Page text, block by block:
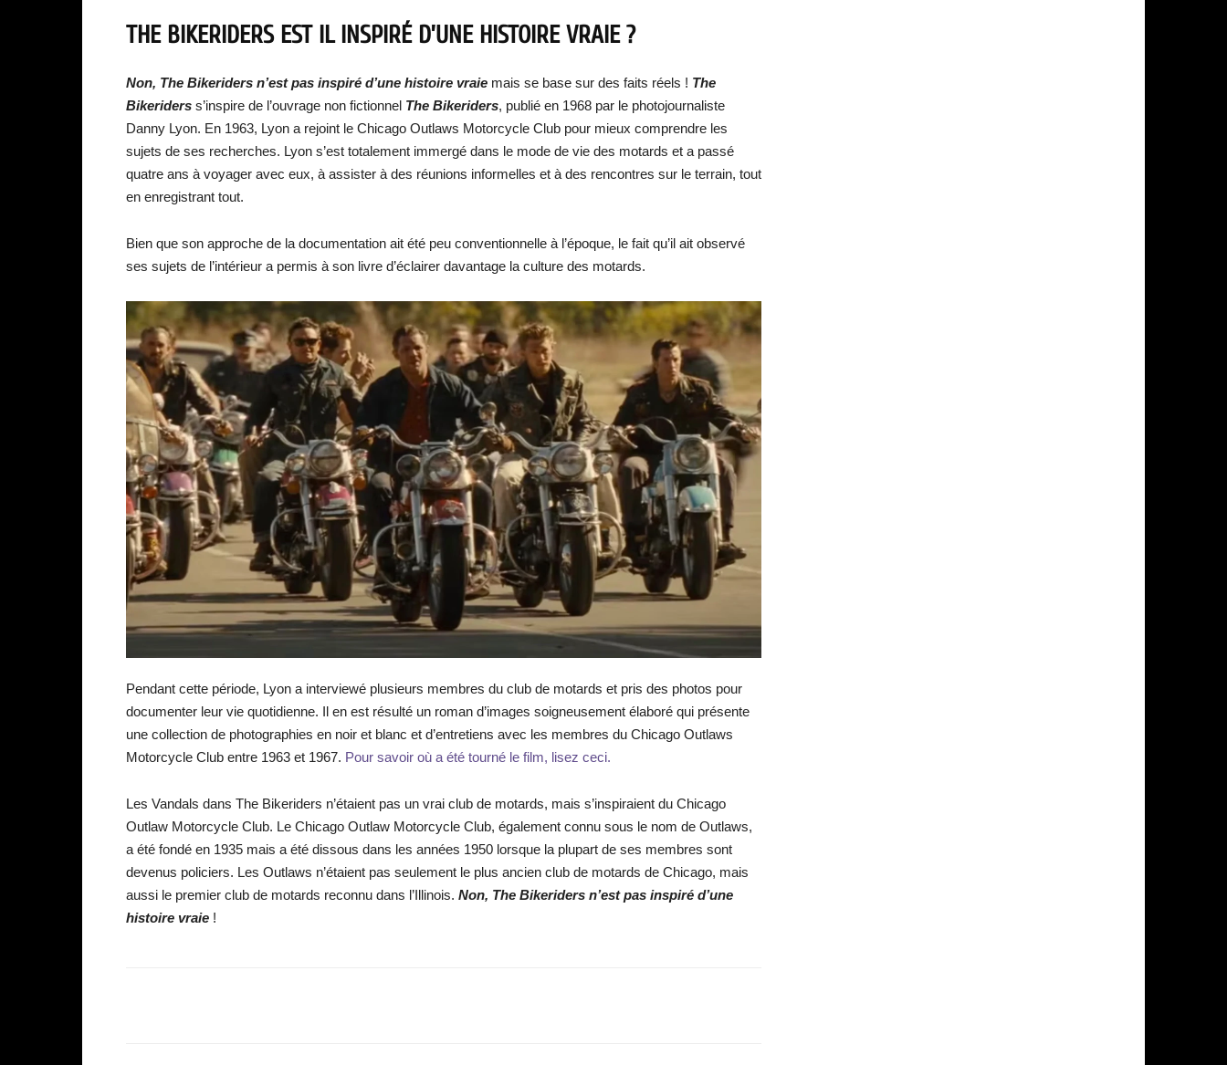
THE BIKERIDERS EST IL INSPIRÉ D’UNE HISTOIRE VRAIE ?
Non, The Bikeriders n’est pas inspiré d’une histoire vraie mais se base sur des faits réels ! The
Bikeriders s’inspire de l’ouvrage non fictionnel The Bikeriders, publié en 1968 par le photojournaliste
Danny Lyon. En 1963, Lyon a rejoint le Chicago Outlaws Motorcycle Club pour mieux comprendre les
sujets de ses recherches. Lyon s’est totalement immergé dans le mode de vie des motards et a passé
quatre ans à voyager avec eux, à assister à des réunions informelles et à des rencontres sur le terrain, tout
en enregistrant tout.
Bien que son approche de la documentation ait été peu conventionnelle à l’époque, le fait qu’il ait observé
ses sujets de l’intérieur a permis à son livre d’éclairer davantage la culture des motards.
Pendant cette période, Lyon a interviewé plusieurs membres du club de motards et pris des photos pour
documenter leur vie quotidienne. Il en est résulté un roman d’images soigneusement élaboré qui présente
une collection de photographies en noir et blanc et d’entretiens avec les membres du Chicago Outlaws
Motorcycle Club entre 1963 et 1967. Pour savoir où a été tourné le film, lisez ceci.
Les Vandals dans The Bikeriders n’étaient pas un vrai club de motards, mais s’inspiraient du Chicago
Outlaw Motorcycle Club. Le Chicago Outlaw Motorcycle Club, également connu sous le nom de Outlaws,
a été fondé en 1935 mais a été dissous dans les années 1950 lorsque la plupart de ses membres sont
devenus policiers. Les Outlaws n’étaient pas seulement le plus ancien club de motards de Chicago, mais
aussi le premier club de motards reconnu dans l’Illinois. Non, The Bikeriders n’est pas inspiré d’une
histoire vraie !